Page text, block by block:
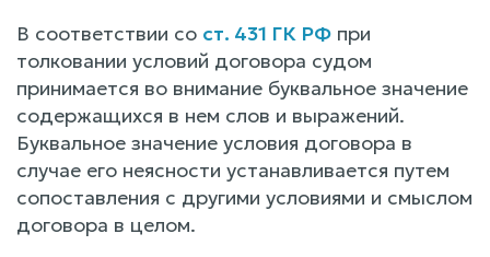
В соответствии со ст. 431 ГК РФ при
толковании условий договора судом
принимается во внимание буквальное значение
содержащихся в нем слов и выражений.
Буквальное значение условия договора в
случае его неясности устанавливается путем
сопоставления с другими условиями и смыслом
договора в целом.